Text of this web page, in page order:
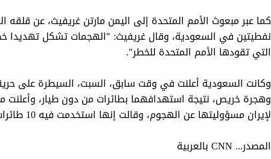
كما عبر مبعوث الأمم المتحدة إلى اليمن مارتن غريفيث، عن
نفطيتين في السعودية، وقال غريفيث: "الهجمات تشكل تهديدا
التي تقودها الأمم المتحدة للخطر".
وكانت السعودية أعلنت في وقت سابق، السبت، السيطرة على
وهجرة خريص، نتيجة استهدافهما بطائرات من دون طيار، وأعلنت
لإيران مسؤوليتها عن الهجوم، وقالت إنها استخدمت فيه 10 طائرات مسيرة بدون طيار.
المصدر... CNN بالعربیة